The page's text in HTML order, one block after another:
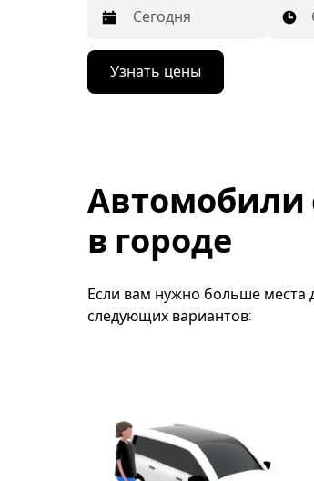
Нажмите
стрелку
вниз,
выбрать
дату.
закрыть
календарь,
Esc.
Узнать цены
Автомобили
в городе
Если вам нужно больше места
следующих вариантов: